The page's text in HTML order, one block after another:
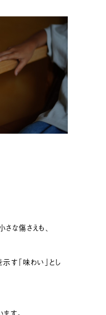
な傷さえも、
す「味わい」とし